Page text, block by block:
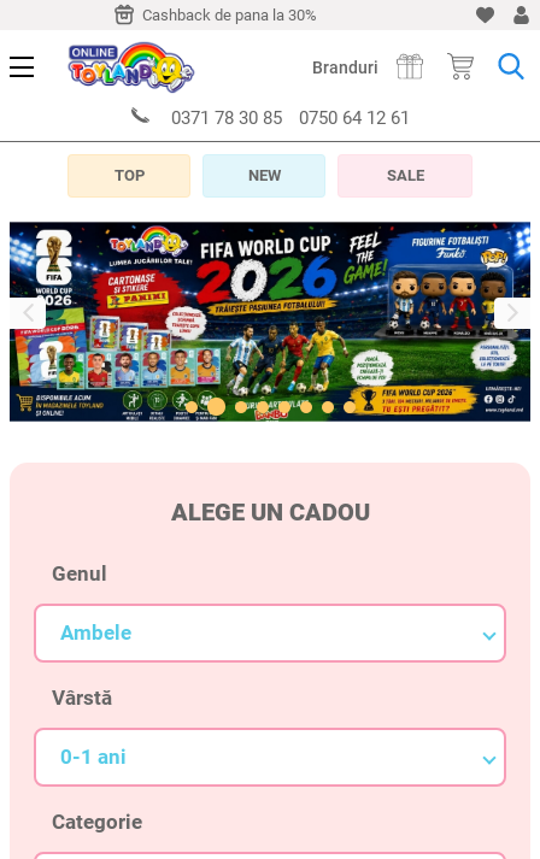
Cashback de pana la 30% Livrare timp de 5-10
Branduri
0371 78 30 85 0750 64 12 61
TOP NEW SALE
ALEGE UN CADOU
Genul
Ambele
Vârstă
0-1 ani
Categorie